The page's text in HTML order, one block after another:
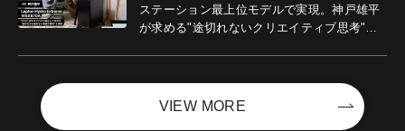
ステーション最上位モデルで実現。神戸雄平
が求める"途切れないクリエイティブ思考"｜
VIEW MORE